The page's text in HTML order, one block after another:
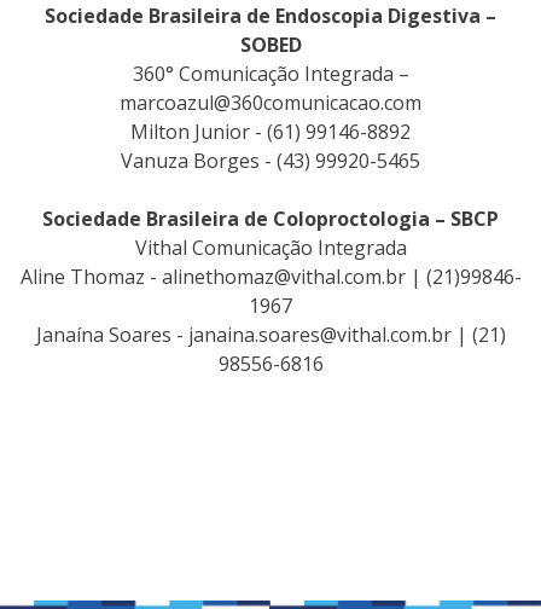
Sociedade Brasileira de Endoscopia Digestiva –
SOBED
360° Comunicação Integrada –
marcoazul@360comunicacao.com
Milton Junior - (61) 99146-8892
Vanuza Borges - (43) 99920-5465
Sociedade Brasileira de Coloproctologia – SBCP
Vithal Comunicação Integrada
Aline Thomaz - alinethomaz@vithal.com.br| (21)99846-
1967
Janaína Soares - janaina.soares@vithal.com.br| (21)
98556-6816